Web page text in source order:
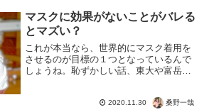
ら、ちゃんと根拠を確認するための書類
だってー。字幕大王: S...
マスクに効果がないことがバレる
とマズい？
これが本当なら、世界的にマスク着用を
させるのが目標の１つとなっているんで
しょうね。恥ずかしい話、東大や富岳の
効果はありません。ツイッターだけでな
2020.11.30 桑野一哉